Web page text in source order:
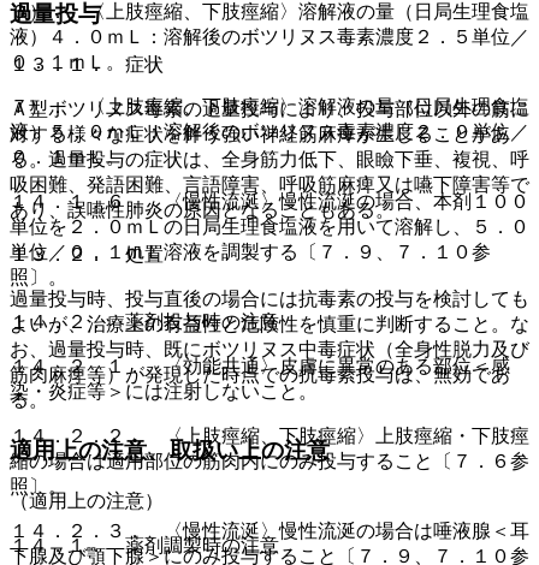
６）． 〈上肢痙縮、下肢痙縮〉溶解液の量（日局生理食塩
液）４．０ｍＬ：溶解後のボツリヌス毒素濃度２．５単位／
０．１ｍＬ。
７）． 〈上肢痙縮、下肢痙縮〉溶解液の量（日局生理食塩
液）５．０ｍＬ：溶解後のボツリヌス毒素濃度２．０単位／
０．１ｍＬ。
１４．１．６． 〈慢性流涎〉慢性流涎の場合、本剤１００
単位を２．０ｍＬの日局生理食塩液を用いて溶解し、５．０
単位／０．１ｍＬ溶液を調製する〔７．９、７．１０参
照〕。
１４．２． 薬剤投与時の注意
１４．２．１． 〈効能共通〉皮膚に異常のある部位＜感
染・炎症等＞には注射しないこと。
１４．２．２． 〈上肢痙縮、下肢痙縮〉上肢痙縮・下肢痙
縮の場合は適用部位の筋肉内にのみ投与すること〔７．６参
照〕。
１４．２．３． 〈慢性流涎〉慢性流涎の場合は唾液腺＜耳
下腺及び顎下腺＞にのみ投与すること〔７．９、７．１０参
過量投与
１３．１． 症状
Ａ型ボツリヌス毒素の過量投与により、投与部位以外の筋に
対する様々な症状を伴う強い神経筋麻痺が生じることがあ
る。過量投与の症状は、全身筋力低下、眼瞼下垂、複視、呼
吸困難、発語困難、言語障害、呼吸筋麻痺又は嚥下障害等で
あり、誤嚥性肺炎の原因となることもある。
１３．２． 処置
過量投与時、投与直後の場合には抗毒素の投与を検討しても
よいが、治療上の有益性と危険性を慎重に判断すること。な
お、過量投与時、既にボツリヌス中毒症状（全身性脱力及び
筋肉麻痺等）が発現した時点での抗毒素投与は、無効であ
る。
適用上の注意、取扱い上の注意
（適用上の注意）
１４．１． 薬剤調製時の注意